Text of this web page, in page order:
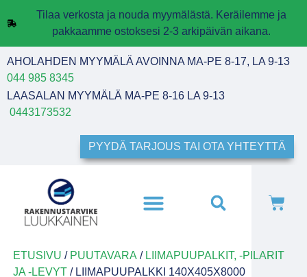
Tilaa verkosta ja nouda myymälästä. Keräilemme ja
pakkaamme ostoksesi 2-3 arkipäivän aikana.
AHOLAHDEN MYYMÄLÄ AVOINNA MA-PE 8-17, LA 9-13
044 985 8345
LAASALAN MYYMÄLÄ MA-PE 8-16 LA 9-13
0443173532
PYYDÄ TARJOUS TAI OTA YHTEYTTÄ
ETUSIVU / PUUTAVARA / LIIMAPUUPALKIT, -PILARIT
JA -LEVYT/ LIIMAPUUPALKKI 140X405X8000